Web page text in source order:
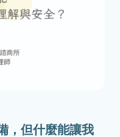
，但什麼能讓我